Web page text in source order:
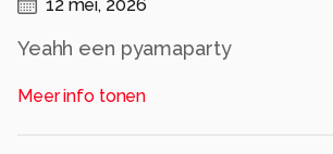
12 mei, 2026
Yeahh een pyamaparty
Alle rechten voorbehouden
Meer info tonen